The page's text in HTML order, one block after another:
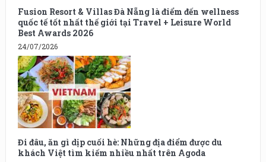
Fusion Resort & Villas Đà Nẵng là điểm đến wellness
quốc tế tốt nhất thế giới tại Travel + Leisure World
Best Awards 2026
24/07/2026
Đi đâu, ăn gì dịp cuối hè: Những địa điểm được du
khách Việt tìm kiếm nhiều nhất trên Agoda